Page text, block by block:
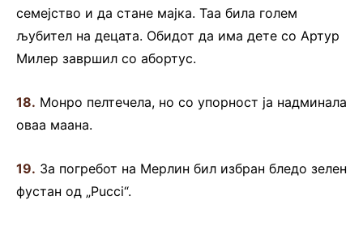
семејство и да стане мајка. Таа била голем
љубител на децата. Обидот да има дете со Артур
Милер завршил со абортус.
18. Монро пелтечела, но со упорност ја надминала
оваа маана.
19. За погребот на Мерлин бил избран бледо зелен
фустан од „Pucci“.